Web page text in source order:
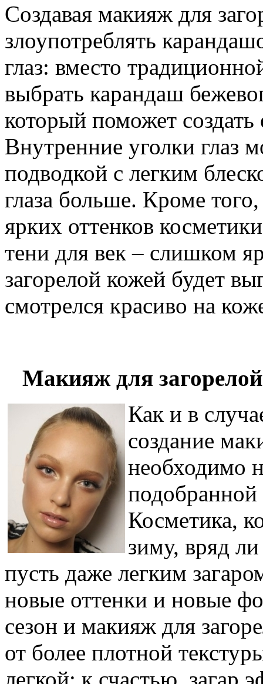
Создавая макияж для
злоупотреблять
глаз: вместо
выбрать карандаш
который поможет создать
Внутренние уголки глаз
подводкой с легким
глаза больше. Кроме
ярких оттенков
тени для век – слишком
загорелой кожей будет
смотрелся красиво на
Макияж для
Как и в
создание
необходимо
Косметика,
зиму, вряд
пусть даже легким
новые оттенки и новые
сезон и макияж для
от более плотной
легкой: к счастью, загар